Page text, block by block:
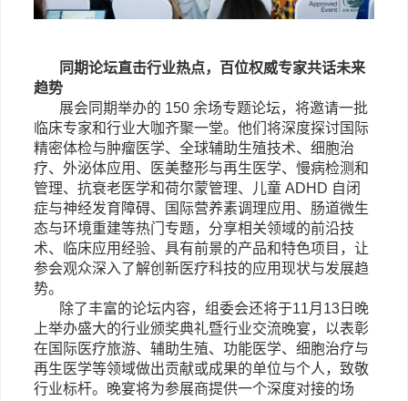
同期论坛直击行业热点，百位权威专家共话未来
趋势
展会同期举办的 150 余场专题论坛，将邀请一批
临床专家和行业大咖齐聚一堂。他们将深度探讨国际
精密体检与肿瘤医学、全球辅助生殖技术、细胞治
疗、外泌体应用、医美整形与再生医学、慢病检测和
管理、抗衰老医学和荷尔蒙管理、儿童 ADHD 自闭
症与神经发育障碍、国际营养素调理应用、肠道微生
态与环境重建等热门专题，分享相关领域的前沿技
术、临床应用经验、具有前景的产品和特色项目，让
参会观众深入了解创新医疗科技的应用现状与发展趋
势。
除了丰富的论坛内容， 组委会还将于11月13日晚
上举办盛大的行业颁奖典礼暨行业交流晚宴，以表彰
在国际医疗旅游、辅助生殖、功能医学、细胞治疗与
再生医学等领域做出贡献或成果的单位与个人，致敬
行业标杆。晚宴将为参展商提供一个深度对接的场